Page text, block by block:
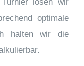
losen wir
optimale
halten wir die